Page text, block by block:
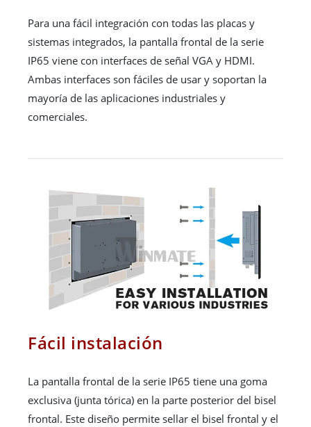
Para una fácil integración con todas las placas y
sistemas integrados, la pantalla frontal de la serie
IP65 viene con interfaces de señal VGA y HDMI.
Ambas interfaces son fáciles de usar y soportan la
mayoría de las aplicaciones industriales y
comerciales.
Fácil instalación
La pantalla frontal de la serie IP65 tiene una goma
exclusiva (junta tórica) en la parte posterior del bisel
frontal. Este diseño permite sellar el bisel frontal y el